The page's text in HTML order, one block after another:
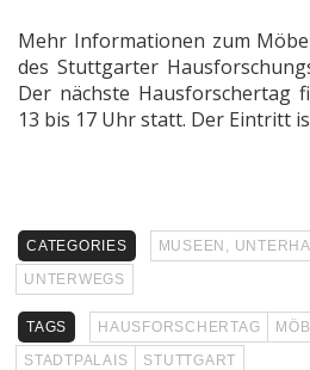
Mehr Informationen zum
des Stuttgarter
Der nächste Hausforschertag
13 bis 17 Uhr statt. Der Eintritt
CATEGORIES
MUSEEN,
UNTERWEGS
TAGS HAUSFORSCHERTAG
STADTPALAIS
STUTTGART